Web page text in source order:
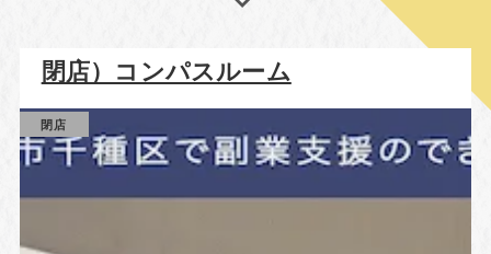
閉店）コンパスルーム
閉店